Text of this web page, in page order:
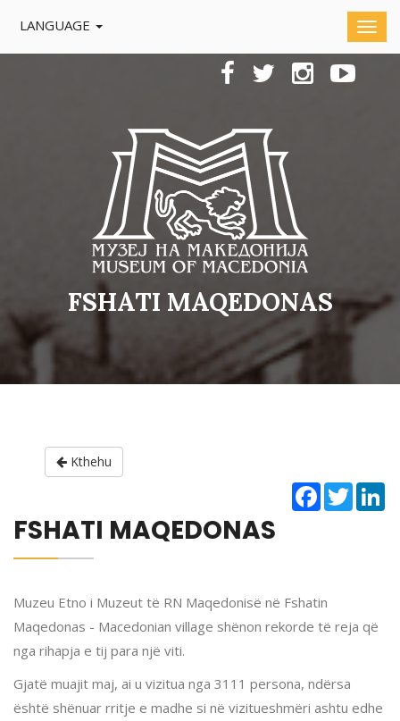
Kthehu
LANGUAGE
FSHATI MAQEDONAS
Facebook
Twitter
FSHATI MAQEDONAS
Muzeu Etno i Muzeut të RN Maqedonisë në Fshatin
Maqedonas - Macedonian village shënon rekorde të reja që
nga rihapja e tij para një viti.
Gjatë muajit maj, ai u vizitua nga 3111 persona, ndërsa
është shënuar rritje e madhe si në vizitueshmëri ashtu edhe